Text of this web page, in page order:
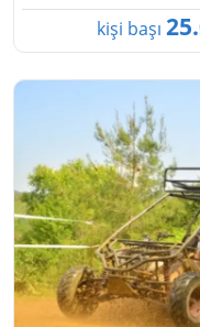
kişi başı